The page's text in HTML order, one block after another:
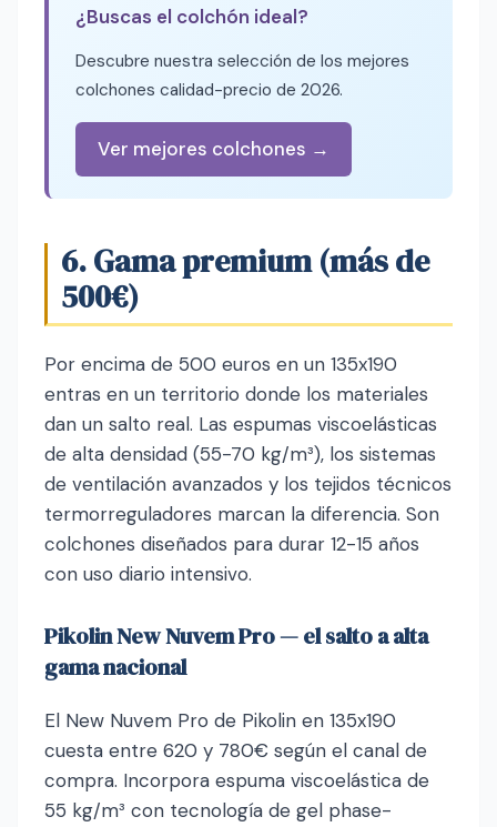
¿Buscas el colchón ideal?
Descubre nuestra selección de los mejores
colchones calidad-precio de 2026.
Ver mejores colchones →
6. Gama premium (más de
500€)
Por encima de 500 euros en un 135x190
entras en un territorio donde los materiales
dan un salto real. Las espumas viscoelásticas
de alta densidad (55-70 kg/m³), los sistemas
de ventilación avanzados y los tejidos técnicos
termorreguladores marcan la diferencia. Son
colchones diseñados para durar 12-15 años
con uso diario intensivo.
Pikolin New Nuvem Pro — el salto a alta
gama nacional
El New Nuvem Pro de Pikolin en 135x190
cuesta entre 620 y 780€ según el canal de
compra. Incorpora espuma viscoelástica de
55 kg/m³ con tecnología de gel phase-